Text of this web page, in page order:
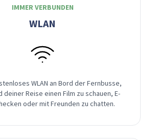
IMMER VERBUNDEN
WLAN
WLAN an Bord der Fernbusse,
deiner Reise einen Film zu schauen, E-
oder mit Freunden zu chatten.